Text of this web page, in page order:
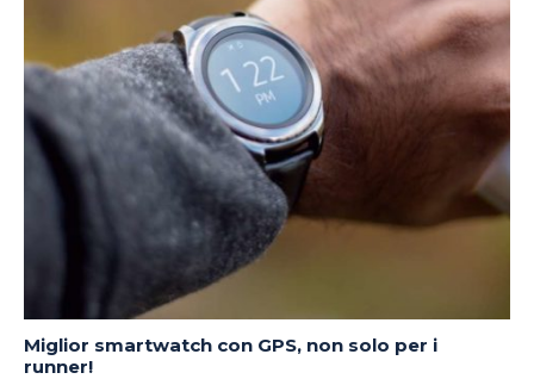
Miglior smartwatch con GPS, non solo per i
runner!